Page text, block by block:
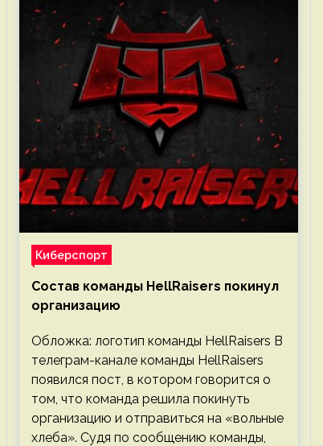
Киберспорт
Состав команды HellRaisers покинул
организацию
Обложка: логотип команды HellRaisers В
телеграм-канале команды HellRaisers
появился пост, в котором говорится о
том, что команда решила покинуть
организацию и отправиться на «вольные
хлеба». Судя по сообщению команды,